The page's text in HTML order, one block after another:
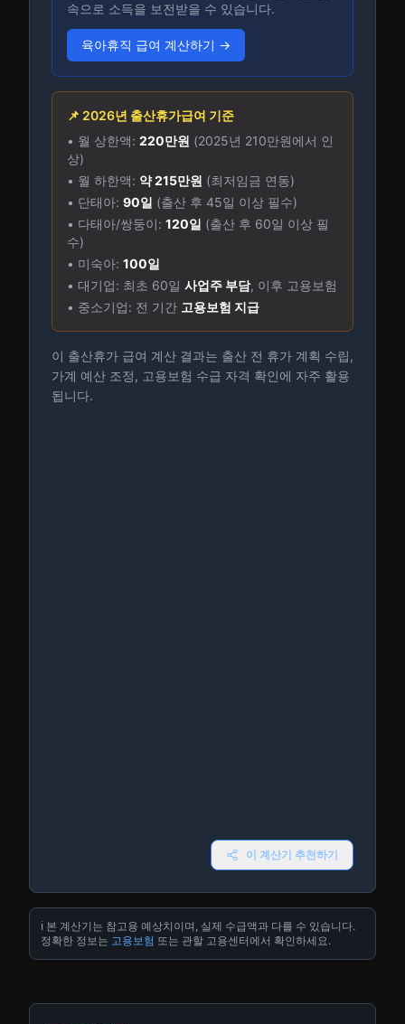
속으로 소득을 보전받을 수 있습니다.
육아휴직 급여 계산하기 →
📌 2026년 출산휴가급여 기준
• 월 상한액: 220만원 (2025년 210만원에서 인
상)
• 월 하한액: 약 215만원 (최저임금 연동)
• 단태아: 90일 (출산 후 45일 이상 필수)
• 다태아/쌍둥이: 120일 (출산 후 60일 이상 필
수)
• 미숙아: 100일
• 대기업: 최초 60일 사업주 부담, 이후 고용보험
• 중소기업: 전 기간 고용보험 지급
이 출산휴가 급여 계산 결과는 출산 전 휴가 계획 수립,
가계 예산 조정, 고용보험 수급 자격 확인에 자주 활용
됩니다.
이 계산기 추천하기
ℹ️ 본 계산기는 참고용 예상치이며, 실제 수급액과 다를 수 있습니다.
정확한 정보는 고용보험 또는 관할 고용센터에서 확인하세요.